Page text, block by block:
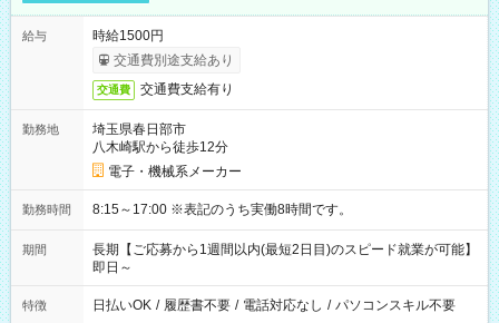
給与
時給1500円
交通費別途支給あり
交通費 交通費支給有り
勤務地
埼玉県春日部市
八木崎駅から徒歩12分
電子・機械系メーカー
勤務時間 8:15～17:00 ※表記のうち実働8時間です。
期間
長期【ご応募から1週間以内(最短2日目)のスピード就業が可能】
即日～
特徴 日払いOK / 履歴書不要 / 電話対応なし / パソコンスキル不要